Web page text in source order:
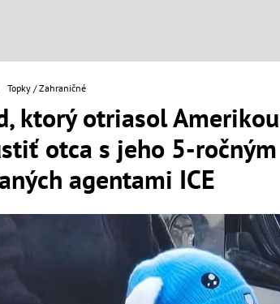
Topky Zahraničné
ktorý otriasol
otca s jeho 5-
agentami ICE